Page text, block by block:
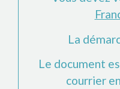
La
Le document
courrier en